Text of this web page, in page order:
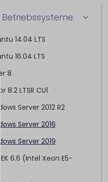
14.04 LTS
16.04 LTS
8
8.2 LTSR CU1
Server 2012 R2
Server 2016
Server 2019
6.6 (Intel Xeon E5-